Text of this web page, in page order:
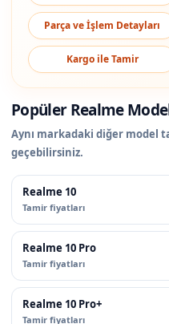
Parça ve İşlem Detayları
Kargo ile Tamir
Popüler Realme
Aynı markadaki diğer model
geçebilirsiniz.
Realme 10
Tamir fiyatları
Realme 10 Pro
Tamir fiyatları
Realme 10 Pro+
Tamir fiyatları